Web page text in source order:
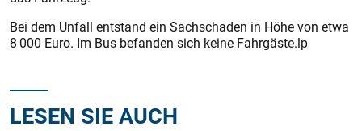
Bei dem Unfall entstand ein Sachschaden in Höhe von etwa
8 000 Euro. Im Bus befanden sich keine Fahrgäste.lp
LESEN SIE AUCH